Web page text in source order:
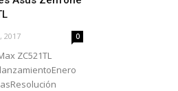
2017 0
ZC521TL